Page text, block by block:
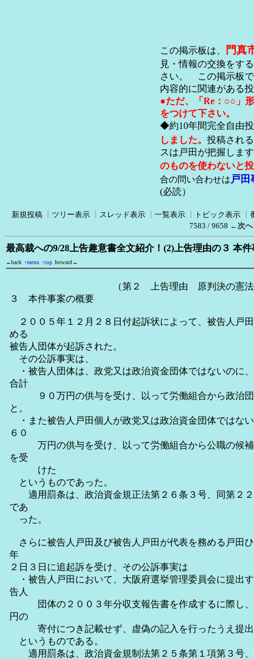
この掲示板は、 門真
見・情報の交換をす
さい。 この掲示板で
内容的に関連がある
●ただ、「Re：○○」
をつけて下さい。
◆約10年間完全自由投
しました。 投稿され
スは戸田が把握しま
のものを使わないと
合の問い合わせは戸田
(必読）
新規投稿 ツリー表示 スレッド表示 一覧表示 トピック表示
7583 / 9658 ←次へ
最高裁への9/28上告趣意書全文紹介！(2)上告理由の３ 本
←back ↑menu ↑top forward→
（第２ 上告理由 原判決の憲法解釈
３ 本件事案の概要
２００５年１２月２８日付起訴状によって、被告人戸
める
被告人団体が起訴された。
その公訴事実は、
・被告人団体は、政党又は政治資金団体ではないのに
合計
９０万円の供与を受け、以って労働組合から政治団
と。
・また被告人戸田個人が政党又は政治資金団体ではな
６０
万円の供与を受け、以って労働組合から公職の候補
を受
けた
というものであった。
適用罰条は、政治資金規正法第２６条３号、同第２２
であ
った。
さらに被告人戸田及び被告人戸田が代表を務める戸田
年
２日３日に追起訴を受け、その公訴事実は
・被告人戸田において、大阪府選挙管理委員会に提出
告人
団体の２００３年分収支報告書を作成するに際し、
円の
寄付につき記載せず、虚偽の記入を行ったうえ提出
というものである。
適用罰条は、政治資金規制法第２５条第１項第３号、